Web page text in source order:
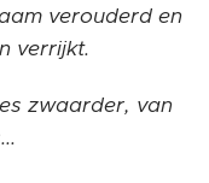
verouderd en
verrijkt.
zwaarder, van